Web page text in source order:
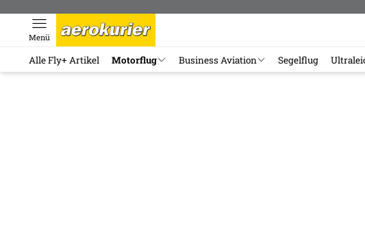
Menü
Alle Fly+ Artikel Motorflug Business Aviation Segelflug